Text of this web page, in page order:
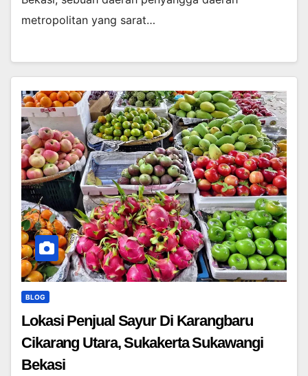
metropolitan yang sarat…
BLOG
Lokasi Penjual Sayur Di Karangbaru
Cikarang Utara, Sukakerta Sukawangi
Bekasi